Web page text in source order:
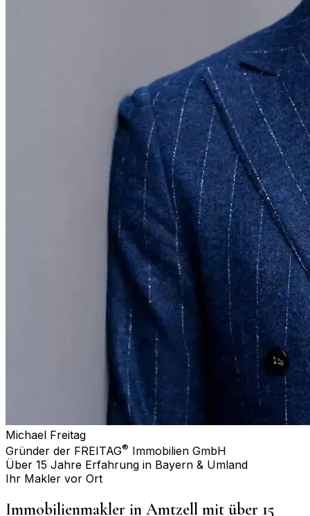
Michael Freitag
Gründer der FREITAG® Immobilien GmbH
Über 15 Jahre Erfahrung in Bayern & Umland
Ihr Makler vor Ort
Immobilienmakler in Amtzell mit über 15